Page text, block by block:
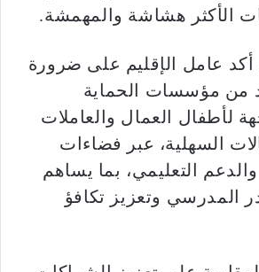
الأكثر هشاشة والمهمشة.
أكد عامل الإقليم على ضرورة
من مؤسسات الحماية
لأطفال العمال والعاملات
السهلية، عبر فضاءات
والدعم التعليمي، بما يساهم
المدرسي وتعزيز تكافؤ